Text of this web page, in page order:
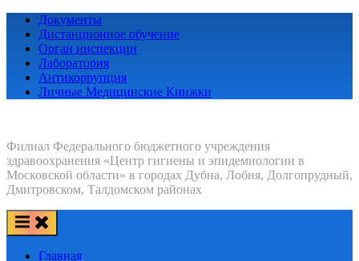
Skip
content
Документы
Дистанционное обучение
Орган инспекции
Лаборатория
Антикоррупция
Личные Медицинские Книжки
Филиал Федерального бюджетного учреждения
здравоохранения «Центр гигиены и эпидемиологии в
Московской области» в городах Дубна, Лобня, Долгопрудный,
Дмитровском, Талдомском районах
Главная